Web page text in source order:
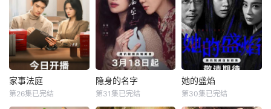
局婢女凤卿。为护
妹妹顾婉、查找真
凶，她以婢女之身
周旋于一众嫔妃之
间，更联合太医弟
弟顾玹智斗后宫各
方势力，于九重宫
阙步步为营，与帝
ir正式集结！进阶
舞台考核已就位，
竞逐魔力歌的极致
演绎，在欢乐解
压、魔力开唱的氛
围里，共同诞生年
度魔力歌先生，一
段充满未知与惊喜
天赋卓然的鬼王
贺思慕，在休
家事法庭
家事法庭
第26集已完结
隐身的名字
隐身的名字
第31集已完结
她的盛焰
她的盛焰
第30集已完结